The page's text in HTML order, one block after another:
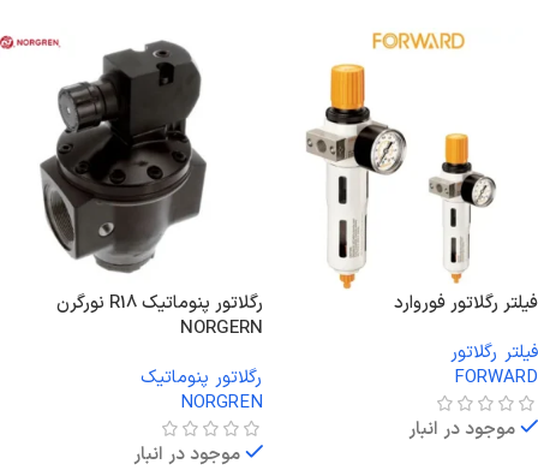
فیلتر رگلاتور فوروارد
فیلتر رگلاتور
FORWARD
موجود در انبار
رگلاتور پنوماتیک R18 نورگرن
NORGERN
رگلاتور پنوماتیک
NORGREN
موجود در انبار